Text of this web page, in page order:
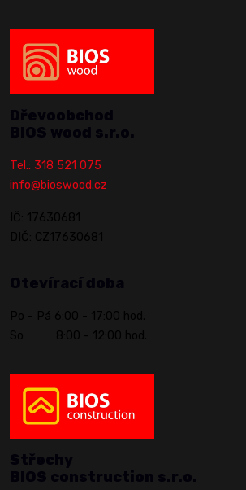
Dřevoobchod
BIOS wood s.r.o.
Tel.: 318 521 075
info@bioswood.cz
IČ: 17630681
DIČ: CZ17630681
Otevírací doba
Po - Pá 6:00 - 17:00 hod.
So 8:00 - 12:00 hod.
Střechy
BIOS construction s.r.o.